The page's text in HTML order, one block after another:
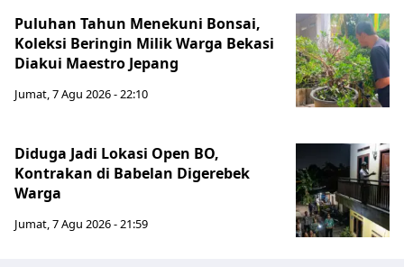
Puluhan Tahun Menekuni Bonsai,
Koleksi Beringin Milik Warga Bekasi
Diakui Maestro Jepang
Jumat, 7 Agu 2026 - 22:10
Diduga Jadi Lokasi Open BO,
Kontrakan di Babelan Digerebek
Warga
Jumat, 7 Agu 2026 - 21:59